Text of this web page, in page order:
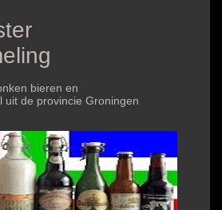
bieren en
uit de provincie Groningen